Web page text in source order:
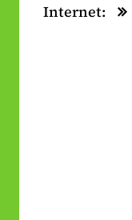
Internet: